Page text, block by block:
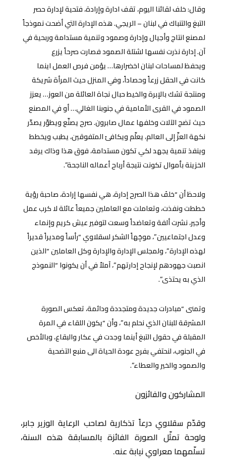
وقال: خلف لقائنا اليوم، تقف ادارة وإرادة، فتحية لإدارة حصر
التبغ والتنباك في لبنان – الريجي. هذه الإدارة التي أضحت نموذجاً
لمصنع انتاج وأجيال وإدارة وصمود وتنمية مستدامة وربحية في
آن. إدارة نذرت نفسها لشتلة الصمود فصارت صرحاً يزرع
ويحفظ لمساحات لبنان اخضرارها… يؤمن فرص العمل اينما
كانت في الحقل زرعاً وحصاداً، وفي المنزل حيث المرأة شريكة
ومنتجة تشك بالإبرة والخيط حبال نجاة العائلة من العوز… يعزز
الصمود في القرى الأمامية في جنوبنا الغالي… أو في المصنع
حيث تضج الآلات وخلفها عمال صابرون. صرح يصنّع ويطوّر يصدّر
نكهة العزّ إلى العالم، يعلّم ويكافئ المتفوقين، يطبب ويخطط
وينفذ تنمية يجهد لكي تكون مستدامة، فوق هذا وذاك يرفد
الخزينة بأموال تكونت نتيجة أرباح أعماله الناجحة”.
ولاحظ أن “خلفَ هذا الصرح إدارة، هي نفسها إرادة، صاحبة رؤية
خططت ونفذت، وتعاملت مع العاملين جميعاً عائلة لا كرب عمل
وأجير، نشرت ألفة وتعاضداً وسعت لتوفير عيش كريم وإنماء
وعدل اجتماعيين”، موجَِهاً الشكر لسقلاوي “رأساً ومديراً قديراً
لهذه الإدارة”، ولمجلس الإدارة والإدارة وكل العاملين “الذين
انصبت جهودهم لإنجاح إدارتهم”، آملاً في أن يكونوا “النموذج
الذي به يحتذى”.
وتمنى “مبادرات جديدة ومتجددة ودائمة، تعكس الصورة
المشرقة للبنان الذي نحلم به”، وأن “يكون اللقاء في المرة
المقبلة في حقول التبغ أينما وجدت في عكار والبقاع، وبالأخص
في الجنوب، لنحتفي بفرح عودة الحياة الى منبع التضحية
والصمود والخير والعطاء”.
المشاركون والفائزون
وقدّم سقلاوي درعاً تذكارية لصاحب الرعاية الوزير جابر،
ولوحة تمثّل الصورة الفائزة بالمسابقة هذه السنة،
تسلّمهما معراوي نيابة عنه.